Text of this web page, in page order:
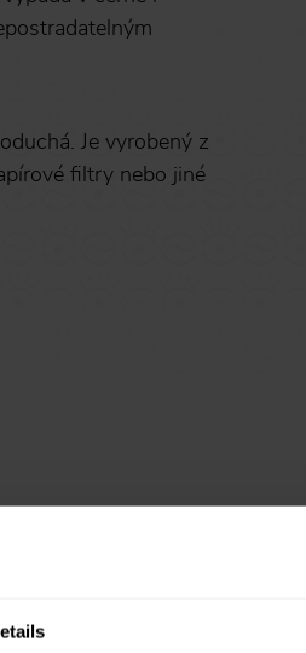
Je vyrobený z
filtry nebo jiné